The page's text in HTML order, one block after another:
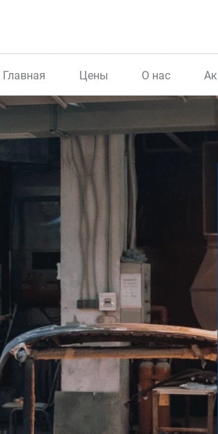
Главная Цены О нас